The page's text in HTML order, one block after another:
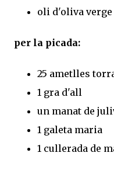
oli d'oliva verge
per la picada:
25 ametlles
1 gra d'all
un manat de
1 galeta maria
1 cullerada de